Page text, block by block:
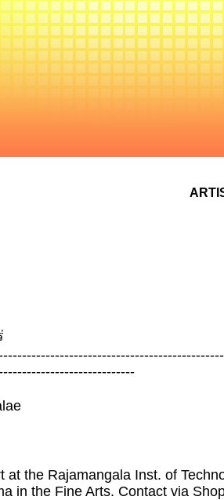
at the Rajamangala Inst. of
in the Fine Arts. Contact via